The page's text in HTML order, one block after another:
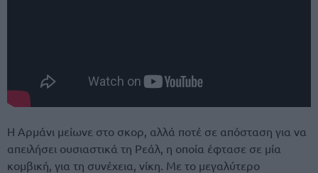
Η Αρμάνι μείωνε στο σκορ, αλλά ποτέ σε απόσταση για να
απειλήσει ουσιαστικά τη Ρεάλ, η οποία έφτασε σε μία
κομβική, για τη συνέχεια, νίκη. Με το μεγαλύτερο